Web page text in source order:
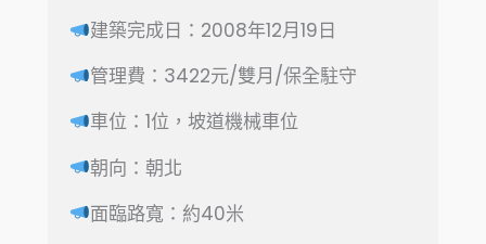
建築完成日：2008年12月19日
管理費：3422元/雙月/保全駐守
車位：1位，坡道機械車位
朝向 ：朝北
面臨路寬 ：約40米